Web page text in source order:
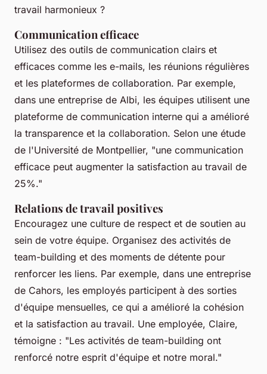
travail harmonieux ?
Communication efficace
Utilisez des outils de communication clairs et
efficaces comme les e-mails, les réunions régulières
et les plateformes de collaboration. Par exemple,
dans une entreprise de Albi, les équipes utilisent une
plateforme de communication interne qui a amélioré
la transparence et la collaboration. Selon une étude
de l'Université de Montpellier, "une communication
efficace peut augmenter la satisfaction au travail de
25%."
Relations de travail positives
Encouragez une culture de respect et de soutien au
sein de votre équipe. Organisez des activités de
team-building et des moments de détente pour
renforcer les liens. Par exemple, dans une entreprise
de Cahors, les employés participent à des sorties
d'équipe mensuelles, ce qui a amélioré la cohésion
et la satisfaction au travail. Une employée, Claire,
témoigne : "Les activités de team-building ont
renforcé notre esprit d'équipe et notre moral."